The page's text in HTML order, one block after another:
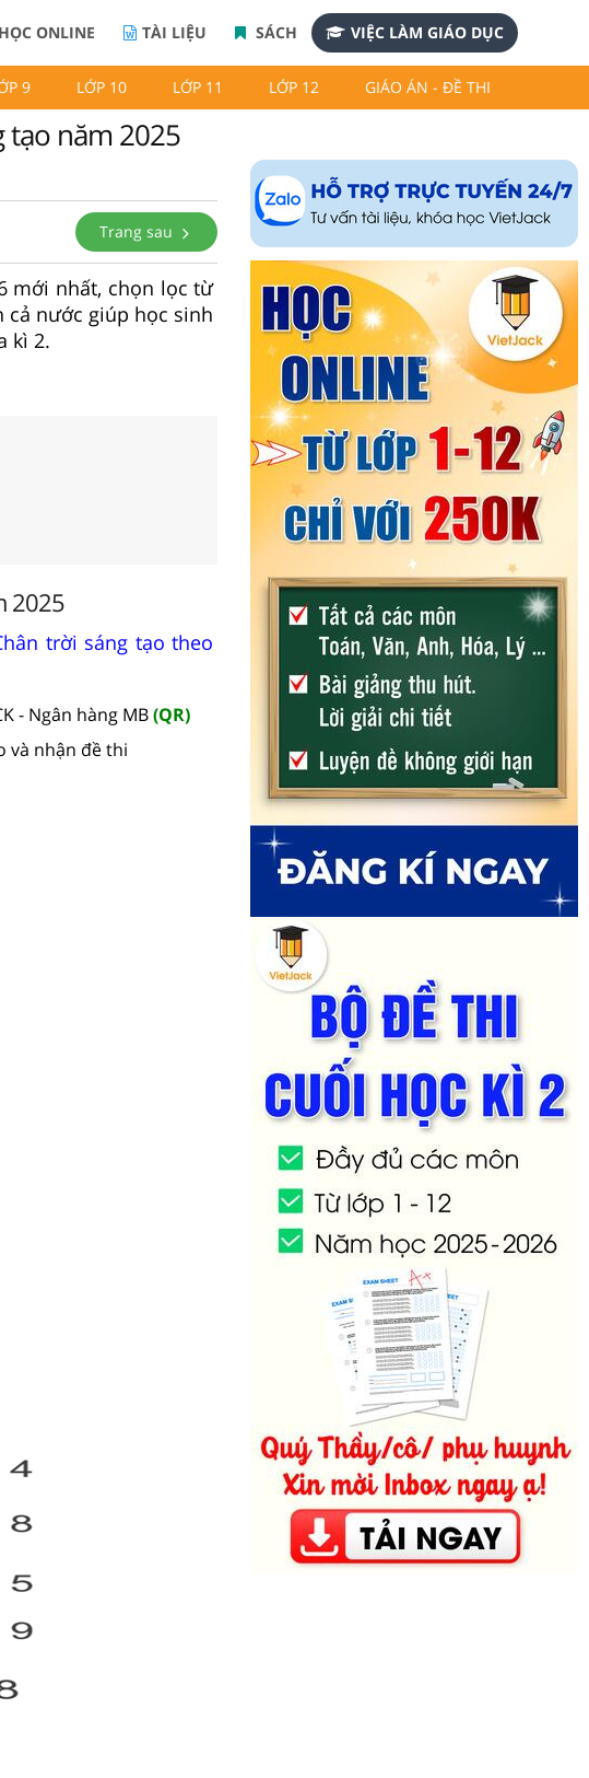
HỌC ONLINE TÀI LIỆU SÁCH VIỆC LÀM GIÁO DỤC
9 LỚP 10 LỚP 11 LỚP 12 GIÁO ÁN - ĐỀ THI
tạo năm 2025
Trang sau
mới nhất, chọn lọc từ
cả nước giúp học sinh
kì 2.
2025
trời sáng tạo theo
- Ngân hàng MB(QR)
và nhận đề thi